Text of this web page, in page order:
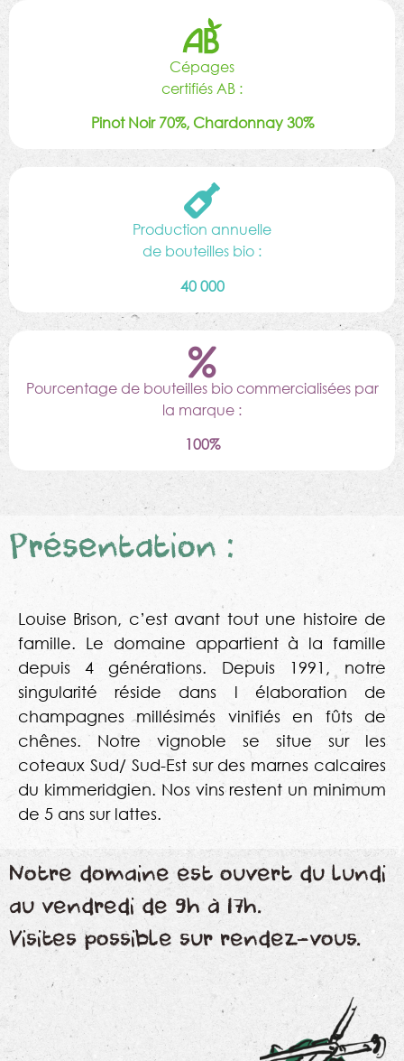
Cépages
certifiés AB :
Pinot Noir 70%, Chardonnay 30%
Production annuelle
de bouteilles bio :
40 000
Pourcentage de bouteilles bio commercialisées par
la marque :
100%
Présentation :
Louise Brison, c’est avant tout une histoire de
famille. Le domaine appartient à la famille
depuis 4 générations. Depuis 1991, notre
singularité réside dans l élaboration de
champagnes millésimés vinifiés en fûts de
chênes. Notre vignoble se situe sur les
coteaux Sud/ Sud-Est sur des marnes calcaires
du kimmeridgien. Nos vins restent un minimum
de 5 ans sur lattes.
Notre domaine est ouvert du lundi
au vendredi de 9h à 17h.
Visites possible sur rendez-vous.